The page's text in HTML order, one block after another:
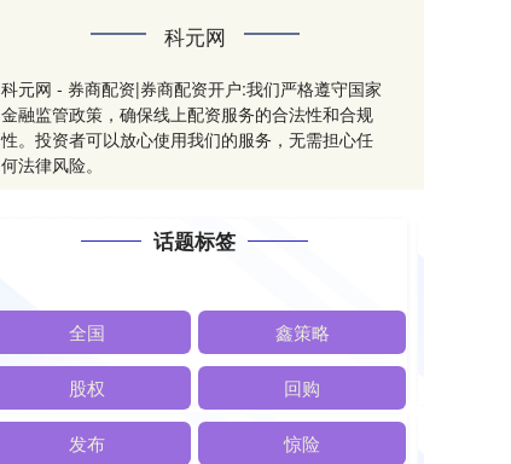
科元网
科元网 - 券商配资|券商配资开户:我们严格遵守国家
金融监管政策，确保线上配资服务的合法性和合规
性。投资者可以放心使用我们的服务，无需担心任
何法律风险。
话题标签
全国 鑫策略
股权 回购
发布 惊险